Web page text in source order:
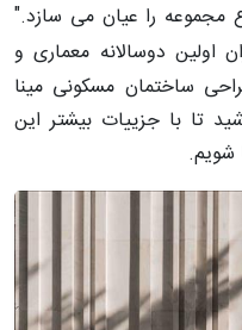
مجموعه را عیان می سازد."
اولین دوسالانه معماری و
ساختمان مسکونی مینا
تا با جزییات بیشتر این
شویم.